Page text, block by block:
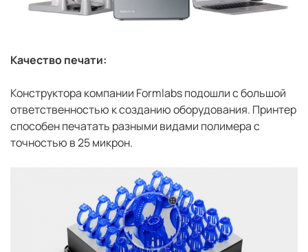
Качество печати:
Конструктора компании Formlabs подошли с большой
ответственностью к созданию оборудования. Принтер
способен печатать разными видами полимера с
точностью в 25 микрон.